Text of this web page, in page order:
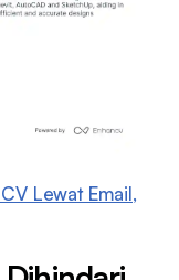
Lewat Email,